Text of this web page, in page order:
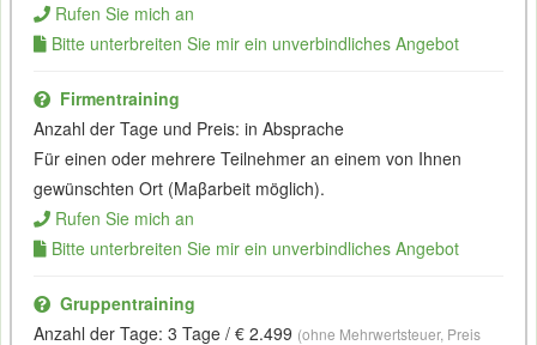
Rufen Sie mich an
Bitte unterbreiten Sie mir ein unverbindliches Angebot
Firmentraining
Anzahl der Tage und Preis: in Absprache
Für einen oder mehrere Teilnehmer an einem von Ihnen
gewünschten Ort (Maβarbeit möglich).
Rufen Sie mich an
Bitte unterbreiten Sie mir ein unverbindliches Angebot
Gruppentraining
Anzahl der Tage: 3 Tage / € 2.499 (ohne Mehrwertsteuer, Preis